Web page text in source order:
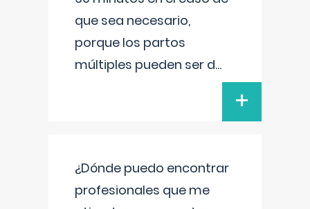
que sea necesario,
porque los partos
múltiples pueden ser d...
+
¿Dónde puedo encontrar
profesionales que me